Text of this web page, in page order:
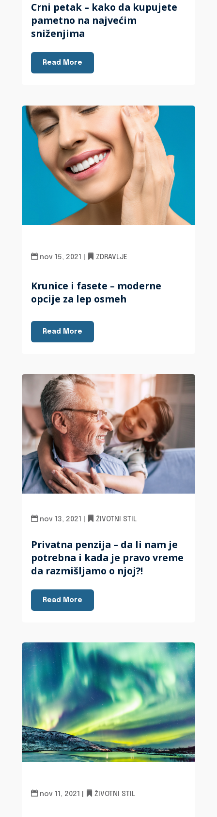
Crni petak – kako da kupujete
pametno na najvećim
sniženjima
Read More
Krunice i fasete – moderne
opcije za lep osmeh
nov 15, 2021 ZDRAVLJE
Read More
Privatna penzija – da li nam je
potrebna i kada je pravo vreme
da razmišljamo o njoj?!
nov 13, 2021 ŽIVOTNI STIL
Read More
nov 11, 2021 ŽIVOTNI STIL